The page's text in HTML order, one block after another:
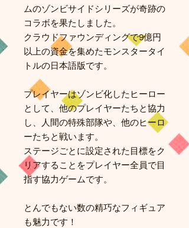
ムのゾンビサイドシリーズが奇跡の
コラボを果たしました。
クラウドファウンディングで9億円
以上の資金を集めたモンスタータイ
トルの日本語版です。
プレイヤーはゾンビ化したヒーロー
として、他のプレイヤーたちと協力
し、人間の特殊部隊や、他のヒーロ
ーたちと戦います。
ステージごとに設定された目標をク
リアすることをプレイヤー全員で目
指す協力ゲームです。
とんでもない数の精巧なフィギュア
も魅力です！